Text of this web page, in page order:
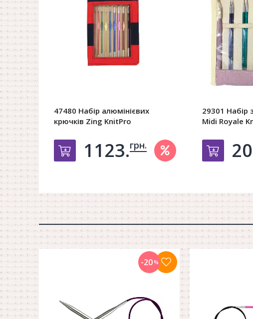
47480 Набір алюмінієвих
крючків Zing KnitPro
Добавить в корзину
1123.грн.
29301 Набір
Midi Royale
-20%